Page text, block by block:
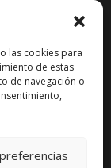
las cookies para
de estas
de navegación o